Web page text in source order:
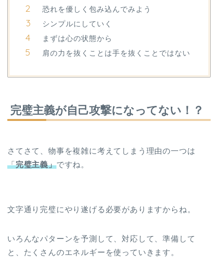
恐れを優しく包み込んでみよう
シンプルにしていく
まずは心の状態から
肩の力を抜くことは手を抜くことではない
完璧主義が自己攻撃になってない！？
さてさて、物事を複雑に考えてしまう理由の一つは
「完璧主義」ですね。
文字通り完璧にやり遂げる必要がありますからね。
いろんなパターンを予測して、対応して、準備して
と、たくさんのエネルギーを使っていきます。